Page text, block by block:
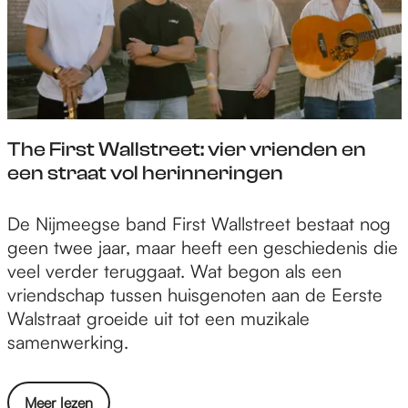
i
c
i
j
n
v
i
j
f
a
r
i
e
s
t
e
n
v
o
s
s
e
e
c
e
e
r
t
v
i
f
The First Wallstreet: vier vrienden en
een straat vol herinneringen
T
h
e
F
i
r
t
De Nijmeegse band First Wallstreet bestaat nog
geen twee jaar, maar heeft een geschiedenis die
veel verder teruggaat. Wat begon als een
vriendschap tussen huisgenoten aan de Eerste
Walstraat groeide uit tot een muzikale
samenwerking.
Meer lezen
o